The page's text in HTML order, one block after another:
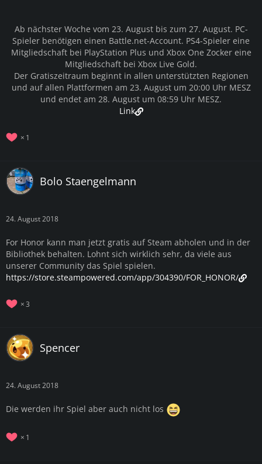
Ab nächster Woche vom 23. August bis zum 27. August. PC-
Spieler benötigen einen Battle.net-Account. PS4-Spieler eine
Mitgliedschaft bei PlayStation Plus und Xbox One Zocker eine
Mitgliedschaft bei Xbox Live Gold.
Der Gratiszeitraum beginnt in allen unterstützten Regionen
und auf allen Plattformen am 23. August um 20:00 Uhr MESZ
und endet am 28. August um 08:59 Uhr MESZ.
Link
1
Bolo Staengelmann
24. August 2018
For Honor kann man jetzt gratis auf Steam abholen und in der
Bibliothek behalten. Lohnt sich wirklich sehr, da viele aus
unserer Community das Spiel spielen.
https://store.steampowered.com/app/304390/FOR_HONOR/
3
Spencer
24. August 2018
Die werden ihr Spiel aber auch nicht los
1